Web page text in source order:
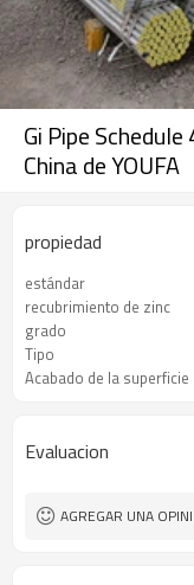
Gi Pipe
China de YOUFA
propiedad
estándar
recubrimiento de zinc
grado
Tipo
Acabado de la superficie
Evaluacion
AGREGAR UNA